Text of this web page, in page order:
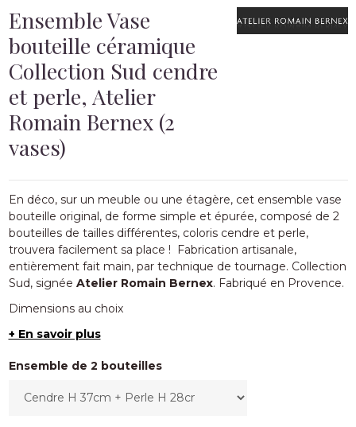
Ensemble Vase
bouteille céramique
Collection Sud cendre
et perle, Atelier
Romain Bernex (2
vases)
En déco, sur un meuble ou une étagère, cet ensemble vase
bouteille original, de forme simple et épurée, composé de 2
bouteilles de tailles différentes, coloris cendre et perle,
trouvera facilement sa place ! Fabrication artisanale,
entièrement fait main, par technique de tournage. Collection
Sud, signée Atelier Romain Bernex. Fabriqué en Provence.
Dimensions au choix
+ En savoir plus
Ensemble de 2 bouteilles